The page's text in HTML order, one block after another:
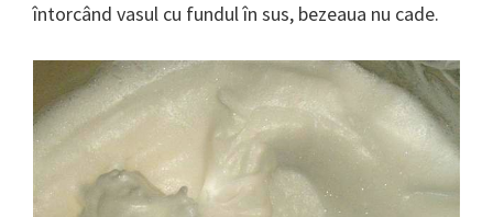
întorcând vasul cu fundul în sus, bezeaua nu cade.